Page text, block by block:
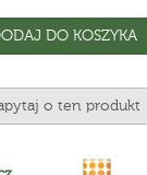
DO KOSZYKA
o ten produkt